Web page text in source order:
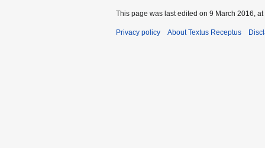
This page was last edited on 9 March 2016, at
Privacy policy About Textus Receptus